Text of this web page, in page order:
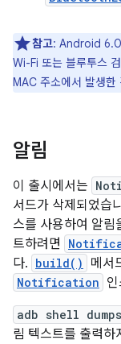
참고: Android 6.0
Wi-Fi 또는 블루투스
MAC 주소에서 발생한
알림
이 출시에서는
서드가 삭제되었습
스를 사용하여 알림
트하려면
다. build() 메서
Notification
adb shell
림 텍스트를 출력하